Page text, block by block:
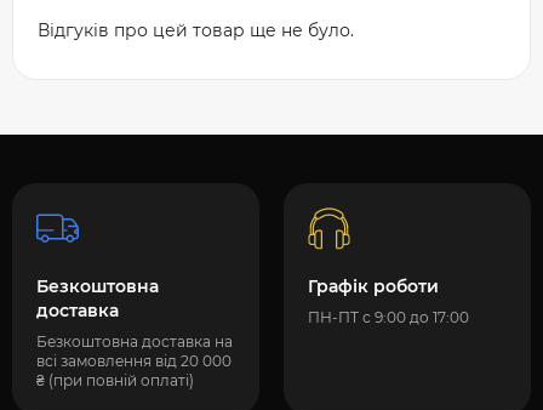
Відгуків про цей товар ще не було.
Безкоштовна
доставка
Безкоштовна доставка на
всі замовлення від 20 000
₴ (при повній оплаті)
Графік роботи
ПН-ПТ с 9:00 до 17:00